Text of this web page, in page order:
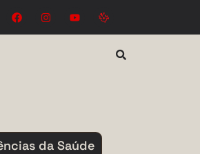
de ferramentas
da Saúde